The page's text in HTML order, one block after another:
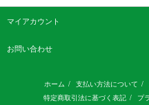
マイアカウント
お問い合わせ
ホーム / 支払い方法について /
特定商取引法に基づく表記 / プ